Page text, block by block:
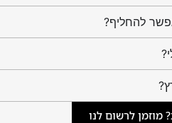
להחליף?
מוזמן לרשום לנו